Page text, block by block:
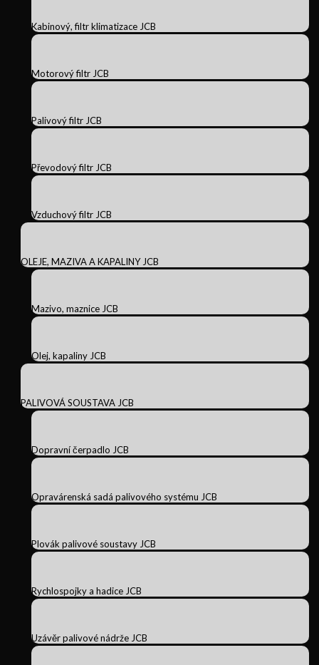
Kabinový, filtr klimatizace JCB
Motorový filtr JCB
Palivový filtr JCB
Převodový filtr JCB
Vzduchový filtr JCB
OLEJE, MAZIVA A KAPALINY JCB
Mazivo, maznice JCB
Olej, kapaliny JCB
PALIVOVÁ SOUSTAVA JCB
Dopravní čerpadlo JCB
Opravárenská sadá palivového systému JCB
Plovák palivové soustavy JCB
Rychlospojky a hadice JCB
Uzávěr palivové nádrže JCB